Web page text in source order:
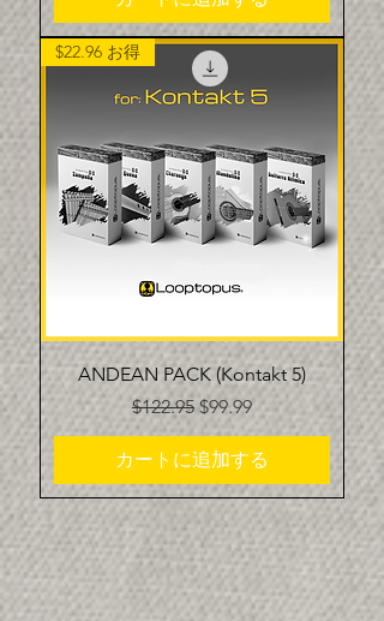
$22.96 お得
ANDEAN PACK (Kontakt 5)
通常価格
$122.95セール価格
$99.99
カートに追加する